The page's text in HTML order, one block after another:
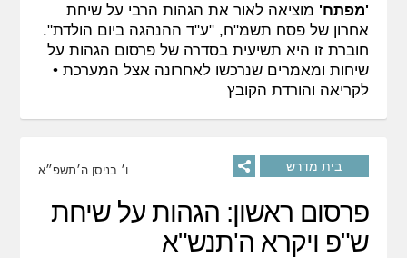
'מפתח' מוציאה לאור את הגהות הרבי על שיחת
אחרון של פסח תשמ"ח, "ע"ד ההנהגה ביום הולדת".
חוברת זו היא תשיעית בסדרה של פרסום הגהות על
שיחות ומאמרים שנרכשו לאחרונה אצל המערכת •
לקריאה והורדת הקובץ
בית מדרש ו׳ בניסן ה׳תשפ״א
פרסום ראשון: הגהות על שיחת
ש"פ ויקרא ה'תנש"א